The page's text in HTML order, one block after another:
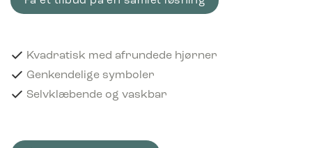
Kvadratisk med afrundede hjørner
Genkendelige symboler
Selvklæbende og vaskbar